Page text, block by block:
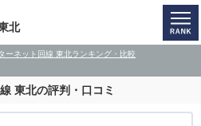
北
ーネット回線 東北ランキング・比較
東北の評判・口コミ